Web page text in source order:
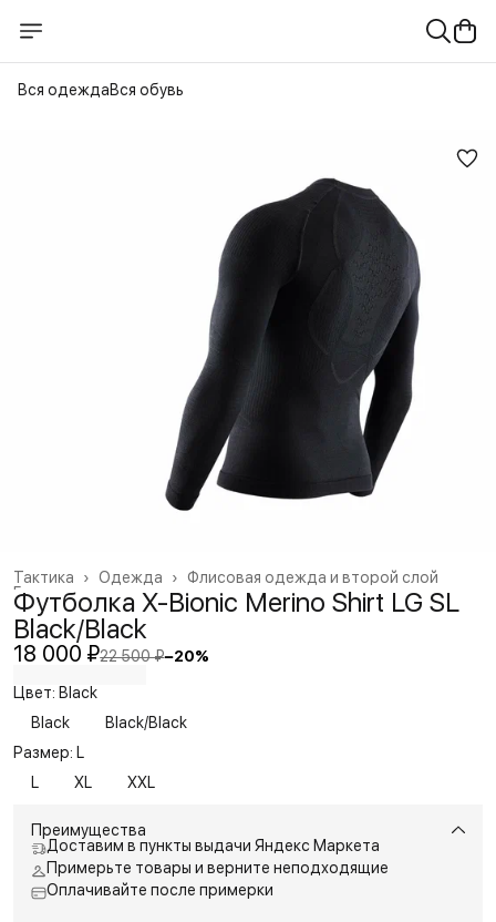
Вся одеждаВся обувь
Флисовая одежда и второй слой
Одежда ›
Тактика
›
Главная
Футболка X-Bionic Merino Shirt LG SL
Black/Black
18 000 ₽22 500 ₽−20%
Цвет: Black
Black
Black/Black
Размер: L
L
XL XXL
Преимущества
Доставим в пункты выдачи Яндекс Маркета
Примерьте товары и верните неподходящие
Оплачивайте после примерки